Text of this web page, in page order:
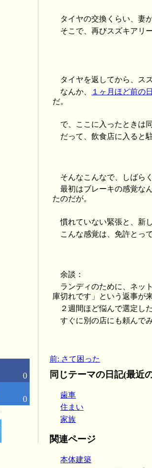
タイヤの交換くらい、妻
そこで、再びスズキアリ
タイヤを返してから、ス
なんか、
１ヶ月ほど前の
だ。
で、ここに入ったときは
だって、飲食店に入ると
そんなこんなで、しばら
最初はブレーキの感覚な
たのだが。
慣れていない緊張と、新
こんな感覚は、免許とっ
余談：
ランディのために、ネッ
庫切れです」という返事が来
２週間ほど悩んで選定し
すぐに別の店にも頼んで
前: さて困った
同じテーマの日記(最近
歯車
住まい
家族
関連ページ
本体建築
0
0